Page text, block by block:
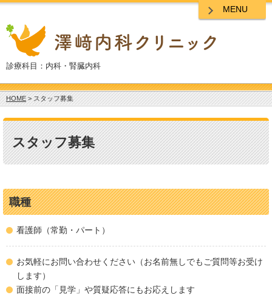
診療科目：内科・腎臓内科
HOME> スタッフ募集
スタッフ募集
職種
看護師（常勤・パート）
お気軽にお問い合わせください（お名前無しでもご質問等お受け
します）
面接前の「見学」や質疑応答にもお応えします
MENU